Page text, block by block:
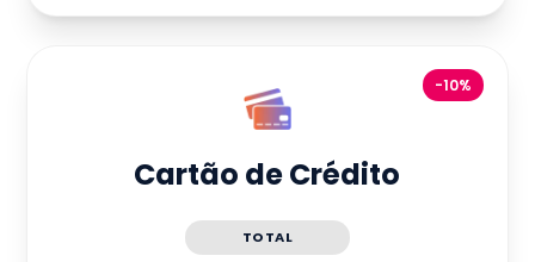
-10%
Cartão de Crédito
TOTAL